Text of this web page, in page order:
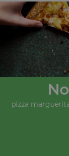
pizza